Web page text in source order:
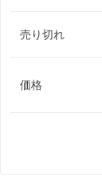
売り切れ
価格